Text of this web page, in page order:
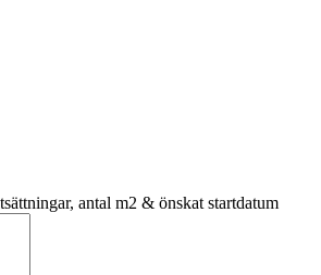
antal m2 & önskat startdatum